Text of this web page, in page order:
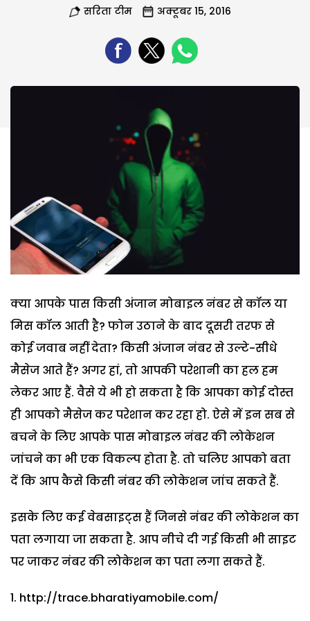
सरिता टीम अक्टूबर 15, 2016
क्या आपके पास किसी अंजान मोबाइल नंबर से कॉल या
मिस कॉल आती है? फोन उठाने के बाद दूसरी तरफ से
कोई जवाब नहीं देता? किसी अंजान नंबर से उल्टे-सीधे
मैसेज आते हैं? अगर हां, तो आपकी परेशानी का हल हम
लेकर आए हैं. वैसे ये भी हो सकता है कि आपका कोई दोस्त
ही आपको मैसेज कर परेशान कर रहा हो. ऐसे में इन सब से
बचने के लिए आपके पास मोबाइल नंबर की लोकेशन
जांचने का भी एक विकल्प होता है. तो चलिए आपको बता
दें कि आप कैसे किसी नंबर की लोकेशन जांच सकते हैं.
इसके लिए कई वेबसाइट्स हैं जिनसे नंबर की लोकेशन का
पता लगाया जा सकता है. आप नीचे दी गई किसी भी साइट
पर जाकर नंबर की लोकेशन का पता लगा सकते हैं.
1. http://trace.bharatiyamobile.com/